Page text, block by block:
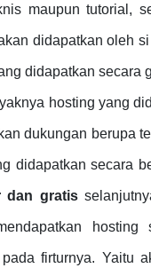
maupun tutorial,
didapatkan oleh
didapatkan
hosting yang
dukungan berupa
didapatkan secara
dan gratis
hosting
firturnya. Yaitu